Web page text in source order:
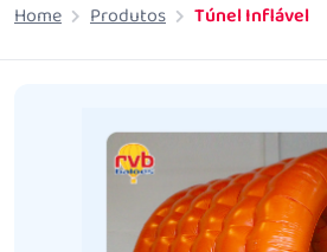
Home Produtos Túnel Inflável